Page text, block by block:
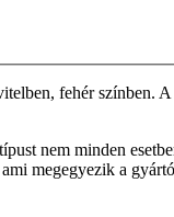
fehér színben. A
nem minden
megegyezik a